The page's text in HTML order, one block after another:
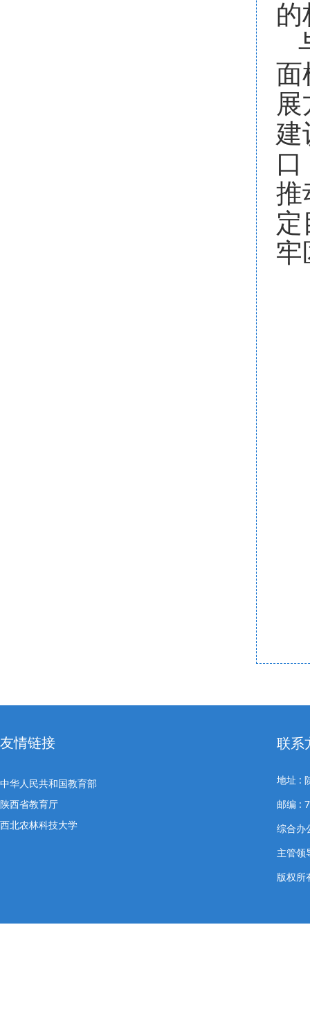
面
推
友情链接
中华人民共和国教育部
陕西省教育厅
西北农林科技大学
联系
地址 :
邮编 :
综合办
主管
版权